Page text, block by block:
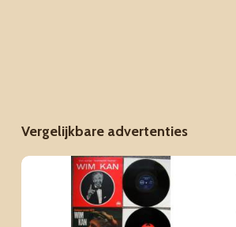
Vergelijkbare advertenties